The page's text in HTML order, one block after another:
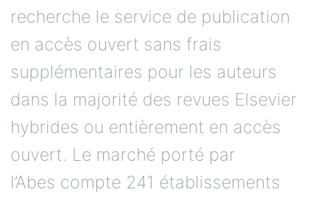
recherche le service de publication
en accès ouvert sans frais
supplémentaires pour les auteurs
dans la majorité des revues Elsevier
hybrides ou entièrement en accès
ouvert. Le marché porté par
l’Abes compte 241 établissements